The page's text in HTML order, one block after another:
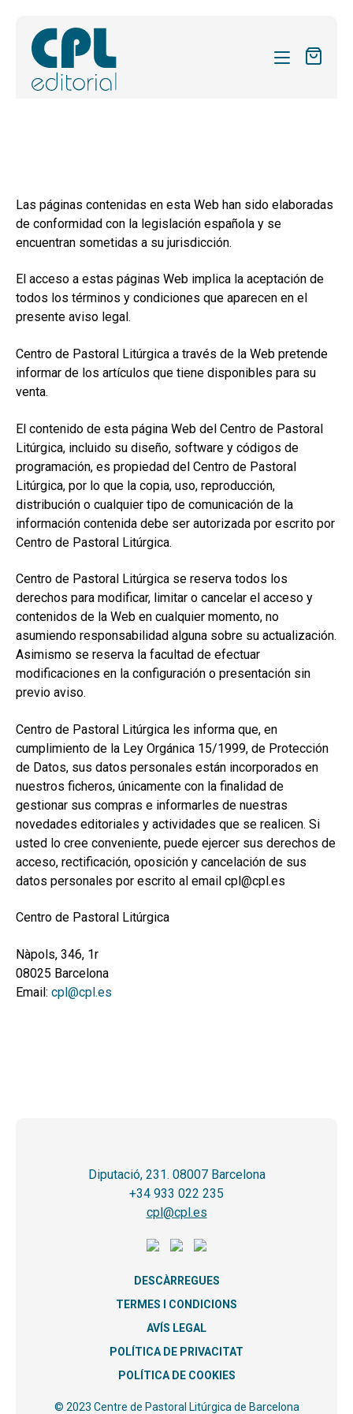
menú
FORMES
SOBRE NOSALTRES
menú
ACTUALITAT
el
BLOG
EL MEU COMPTE
CERCAR
CAT
ESP
Las páginas contenidas en esta Web han sido elaboradas
de conformidad con la legislación española y se
encuentran sometidas a su jurisdicción.
El acceso a estas páginas Web implica la aceptación de
todos los términos y condiciones que aparecen en el
presente aviso legal.
Centro de Pastoral Litúrgica a través de la Web pretende
informar de los artículos que tiene disponibles para su
venta.
El contenido de esta página Web del Centro de Pastoral
Litúrgica, incluido su diseño, software y códigos de
programación, es propiedad del Centro de Pastoral
Litúrgica, por lo que la copia, uso, reproducción,
distribución o cualquier tipo de comunicación de la
información contenida debe ser autorizada por escrito por
Centro de Pastoral Litúrgica.
Centro de Pastoral Litúrgica se reserva todos los
derechos para modificar, limitar o cancelar el acceso y
contenidos de la Web en cualquier momento, no
asumiendo responsabilidad alguna sobre su actualización.
Asimismo se reserva la facultad de efectuar
modificaciones en la configuración o presentación sin
previo aviso.
Centro de Pastoral Litúrgica les informa que, en
cumplimiento de la Ley Orgánica 15/1999, de Protección
de Datos, sus datos personales están incorporados en
nuestros ficheros, únicamente con la finalidad de
gestionar sus compras e informarles de nuestras
novedades editoriales y actividades que se realicen. Si
usted lo cree conveniente, puede ejercer sus derechos de
acceso, rectificación, oposición y cancelación de sus
datos personales por escrito al email cpl@cpl.es
Centro de Pastoral Litúrgica
Nàpols, 346, 1r
08025 Barcelona
Email: cpl@cpl.es
Diputació, 231. 08007 Barcelona
+34 933 022 235
cpl@cpl.es
DESCÀRREGUES
TERMES I CONDICIONS
AVÍS LEGAL
POLÍTICA DE PRIVACITAT
POLÍTICA DE COOKIES
© 2023 Centre de Pastoral Litúrgica de Barcelona